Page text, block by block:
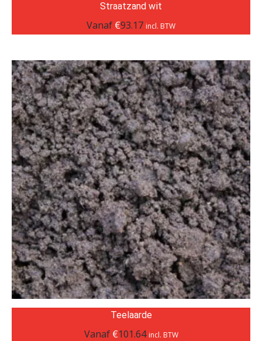
Straatzand wit
Vanaf €93.17 incl. BTW
Teelaarde
Vanaf €101.64 incl. BTW